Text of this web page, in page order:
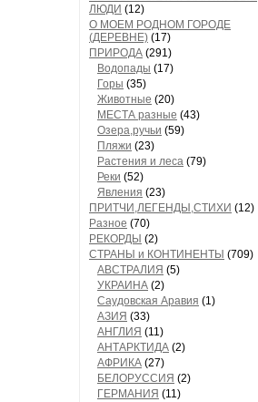
ЛЮДИ (12)
О МОЕМ РОДНОМ ГОРОДЕ
(ДЕРЕВНЕ) (17)
ПРИРОДА (291)
Водопады (17)
Горы (35)
Животные (20)
МЕСТА разные (43)
Озера,ручьи (59)
Пляжи (23)
Растения и леса (79)
Реки (52)
Явления (23)
ПРИТЧИ,ЛЕГЕНДЫ,СТИХИ (12)
Разное (70)
РЕКОРДЫ (2)
СТРАНЫ и КОНТИНЕНТЫ (709)
АВСТРАЛИЯ (5)
УКРАИНА (2)
Саудовская Аравия (1)
АЗИЯ (33)
АНГЛИЯ (11)
АНТАРКТИДА (2)
АФРИКА (27)
БЕЛОРУССИЯ (2)
ГЕРМАНИЯ (11)